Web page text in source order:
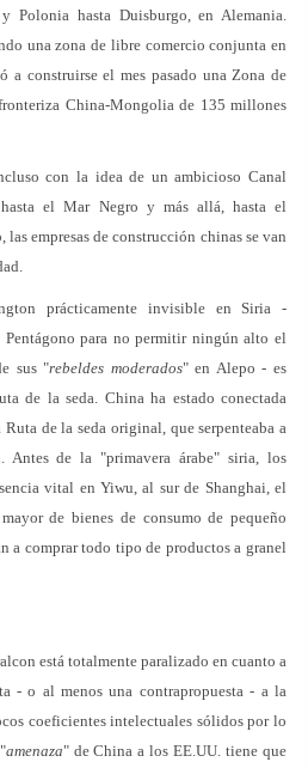
Polonia hasta Duisburgo, en Alemania.
una zona de libre comercio conjunta en
a construirse el mes pasado una Zona de
China-Mongolia de 135 millones
con la idea de un ambicioso Canal
el Mar Negro y más allá, hasta el
empresas de construcción chinas se van
prácticamente invisible en Siria -
para no permitir ningún alto el
sus "rebeldes moderados" en Alepo - es
de la seda. China ha estado conectada
de la seda original, que serpenteaba a
Antes de la "primavera árabe" siria, los
vital en Yiwu, al sur de Shanghai, el
de bienes de consumo de pequeño
a comprar todo tipo de productos a granel
está totalmente paralizado en cuanto a
- o al menos una contrapropuesta - a la
coeficientes intelectuales sólidos por lo
amenaza" de China a los EE.UU. tiene que